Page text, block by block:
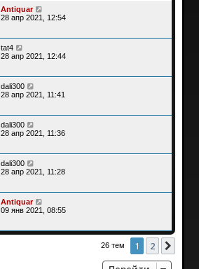
Antiquar
28 апр 2021, 12:54
tat4
28 апр 2021, 12:44
dali300
28 апр 2021, 11:41
dali300
28 апр 2021, 11:36
dali300
28 апр 2021, 11:28
Antiquar
09 янв 2021, 08:55
26 тем 1 2